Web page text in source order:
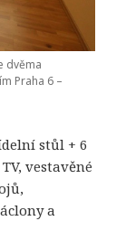
dvěma
Praha 6 –
stůl + 6
vestavěné
a